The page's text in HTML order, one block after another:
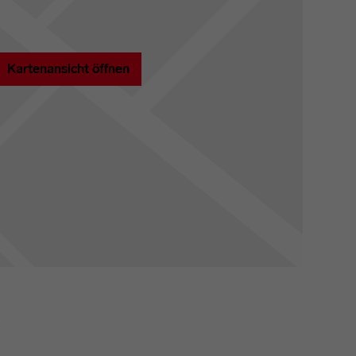
Kartenansicht öffnen